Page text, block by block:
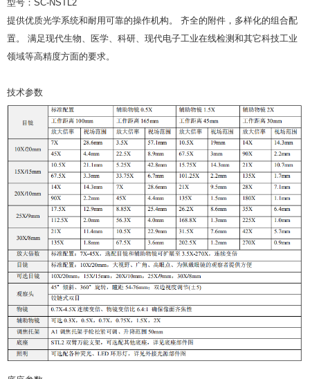
型号：SC-NSTL2
提供优质光学系统和耐用可靠的操作机构。 齐全的附件，多样化的组合配
置。 满足现代生物、医学、科研、现代电子工业在线检测和其它科技工业
领域等高精度方面的要求。
技术参数